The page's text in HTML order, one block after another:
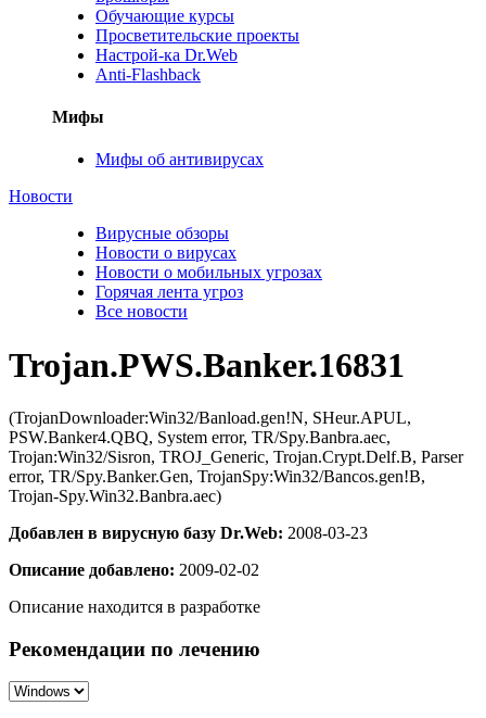
Обучающие курсы
Просветительские проекты
Настрой-ка Dr.Web
Anti-Flashback
Мифы
Мифы об антивирусах
Новости
Вирусные обзоры
Новости о вирусах
Новости о мобильных угрозах
Горячая лента угроз
Все новости
Trojan.PWS.Banker.16831
(TrojanDownloader:Win32/Banload.gen!N, SHeur.APUL,
PSW.Banker4.QBQ, System error, TR/Spy.Banbra.aec,
Trojan:Win32/Sisron, TROJ_Generic, Trojan.Crypt.Delf.B, Parser
error, TR/Spy.Banker.Gen, TrojanSpy:Win32/Bancos.gen!B,
Trojan-Spy.Win32.Banbra.aec)
Добавлен в вирусную базу Dr.Web: 2008-03-23
Описание добавлено: 2009-02-02
Описание находится в разработке
Рекомендации по лечению